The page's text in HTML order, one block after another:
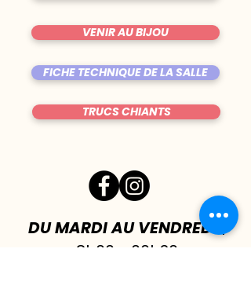
VENIR AU BIJOU
FICHE TECHNIQUE DE LA SALLE
TRUCS CHIANTS
DU MARDI AU VENDREDI |
8h00 - 00h30